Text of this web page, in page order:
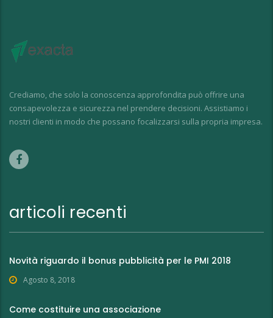
Crediamo, che solo la conoscenza approfondita può offrire una
consapevolezza e sicurezza nel prendere decisioni. Assistiamo i
nostri clienti in modo che possano focalizzarsi sulla propria impresa.
articoli recenti
Novità riguardo il bonus pubblicità per le PMI 2018
Agosto 8, 2018
Come costituire una associazione